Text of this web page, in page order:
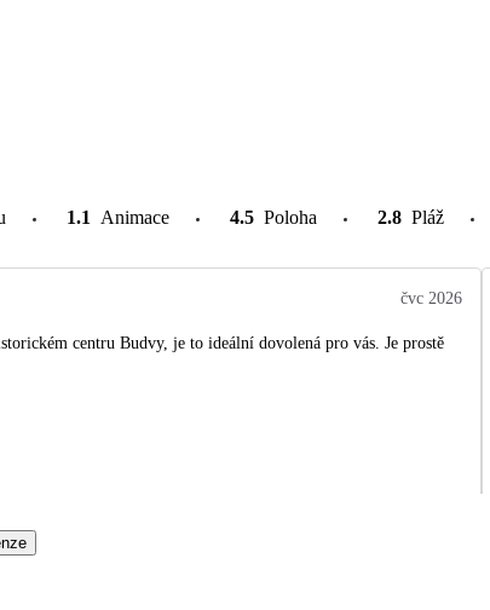
1.1 Animace 4.5 Poloha 2.8 Pláž
čvc 2026
centru Budvy, je to ideální dovolená pro vás. Je prostě